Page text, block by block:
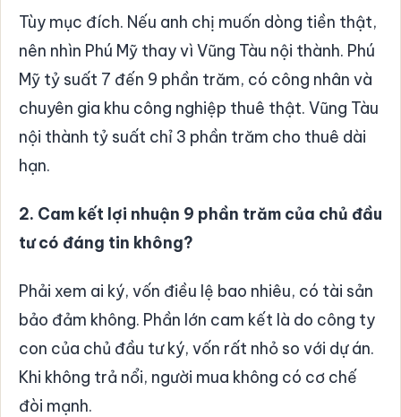
Tùy mục đích. Nếu anh chị muốn dòng tiền thật,
nên nhìn Phú Mỹ thay vì Vũng Tàu nội thành. Phú
Mỹ tỷ suất 7 đến 9 phần trăm, có công nhân và
chuyên gia khu công nghiệp thuê thật. Vũng Tàu
nội thành tỷ suất chỉ 3 phần trăm cho thuê dài
hạn.
2. Cam kết lợi nhuận 9 phần trăm của chủ đầu
tư có đáng tin không?
Phải xem ai ký, vốn điều lệ bao nhiêu, có tài sản
bảo đảm không. Phần lớn cam kết là do công ty
con của chủ đầu tư ký, vốn rất nhỏ so với dự án.
Khi không trả nổi, người mua không có cơ chế
đòi mạnh.